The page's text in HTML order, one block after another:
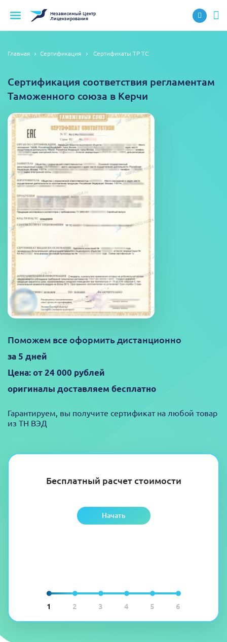
НезависимыйЦентр
Лицензирования
Главная Сертификация Сертификаты ТР ТС
1 2 3 4 5 6
Бесплатный расчет стоимости
Начать
Сертификация соответствия регламентам
Таможенного союза в Керчи
Поможем все оформить дистанционно
за 5 дней
Цена: от 24 000 рублей
оригиналы доставляем бесплатно
Гарантируем, вы получите сертификат на любой товар
из ТН ВЭД